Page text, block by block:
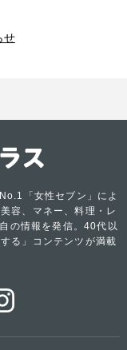
せ
「女性セブン」によ
容、マネー、料理・レ
の情報を発信。40代以
る」コンテンツが満載